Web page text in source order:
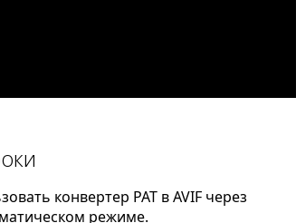
конвертер PAT в AVIF через
режиме.